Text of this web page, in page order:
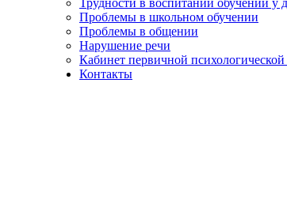
Трудности в воспитании обучении у
Проблемы в школьном обучении
Проблемы в общении
Нарушение речи
Кабинет первичной
Контакты